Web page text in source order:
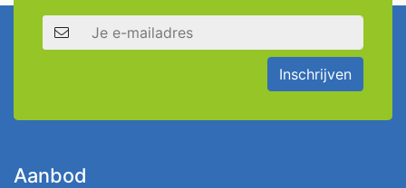
E-mailadres
Inschrijven
Aanbod